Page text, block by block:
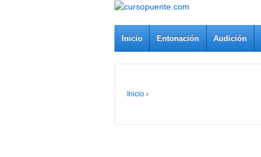
Inicio Entonación Audición
Inicio ›